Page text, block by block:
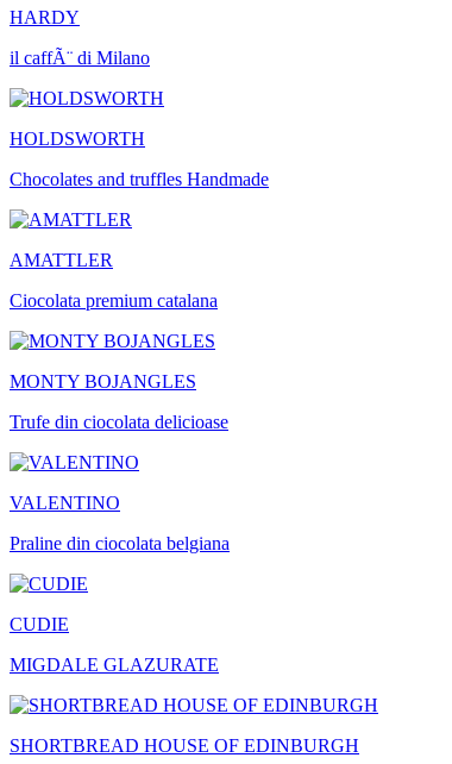
HARDY
il caffÃ¨ di Milano
HOLDSWORTH
Chocolates and truffles Handmade
AMATTLER
Ciocolata premium catalana
MONTY BOJANGLES
Trufe din ciocolata delicioase
VALENTINO
Praline din ciocolata belgiana
CUDIE
MIGDALE GLAZURATE
SHORTBREAD HOUSE OF EDINBURGH